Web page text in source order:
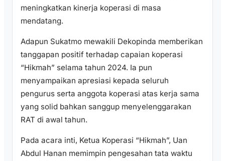
meningkatkan kinerja koperasi di masa
mendatang.
Adapun Sukatmo mewakili Dekopinda memberikan
tanggapan positif terhadap capaian koperasi
“Hikmah” selama tahun 2024. Ia pun
menyampaikan apresiasi kepada seluruh
pengurus serta anggota koperasi atas kerja sama
yang solid bahkan sanggup menyelenggarakan
RAT di awal tahun.
Pada acara inti, Ketua Koperasi “Hikmah”, Uan
Abdul Hanan memimpin pengesahan tata waktu